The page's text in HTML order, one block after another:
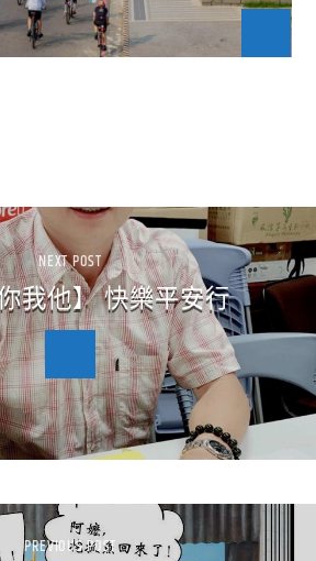
NEXT POST
我他】 快樂平安行
PREVIOUS POST